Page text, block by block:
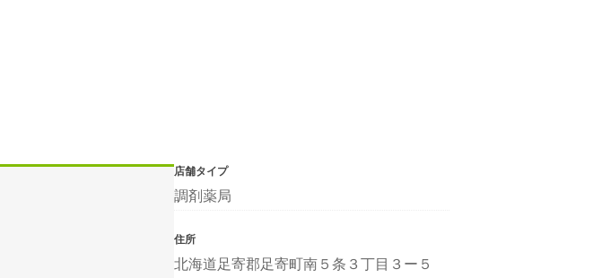
店舗タイプ
調剤薬局
住所
北海道足寄郡足寄町南５条３丁目３ー５